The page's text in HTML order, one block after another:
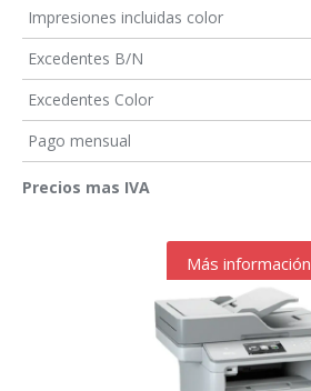
Impresiones incluidas color
Excedentes B/N
Excedentes Color
Pago mensual
Precios mas IVA
Más información